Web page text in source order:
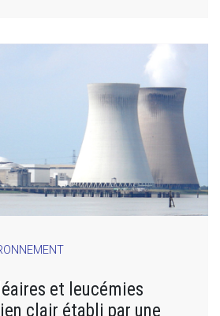
et leucémies
clair établi par une